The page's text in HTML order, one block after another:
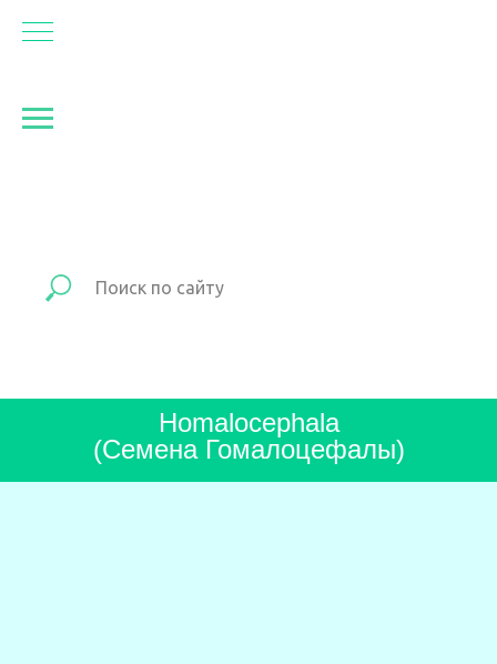
Homalocephala
(Семена Гомалоцефалы)